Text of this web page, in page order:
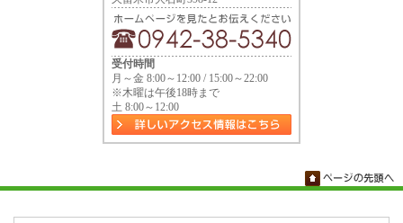
受付時間
月～金 8:00～12:00 / 15:00～22:00
※木曜は午後18時まで
土 8:00～12:00